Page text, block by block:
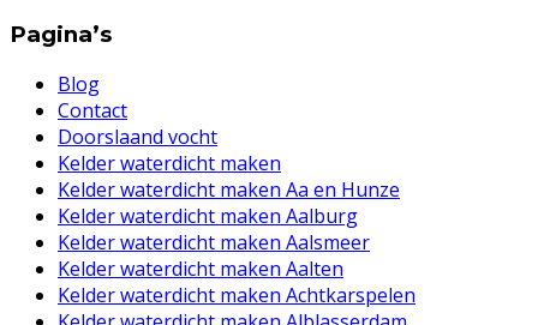
Pagina’s
Blog
Contact
Doorslaand vocht
Kelder waterdicht maken
Kelder waterdicht maken Aa en Hunze
Kelder waterdicht maken Aalburg
Kelder waterdicht maken Aalsmeer
Kelder waterdicht maken Aalten
Kelder waterdicht maken Achtkarspelen